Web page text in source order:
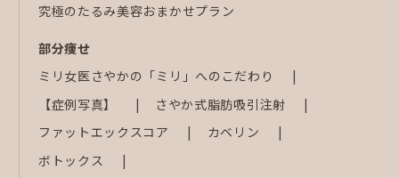
究極のたるみ美容おまかせプラン
部分痩せ
ミリ女医さやかの「ミリ」へのこだわり
【症例写真】
さやか式脂肪吸引注射
ファットエックスコア
カベリン
ボトックス